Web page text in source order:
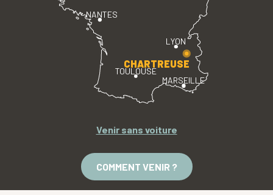
LYON
TOULOUSE
MARSEILLE
NANTES
CHARTREUSE
Venir sans voiture
COMMENT VENIR ?